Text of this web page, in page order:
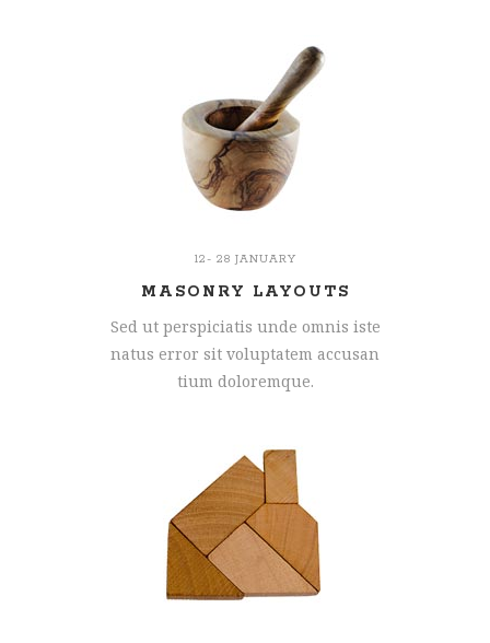
12- 28 JANUARY
MASONRY LAYOUTS
Sed ut perspiciatis unde omnis iste
natus error sit voluptatem accusan
tium doloremque.